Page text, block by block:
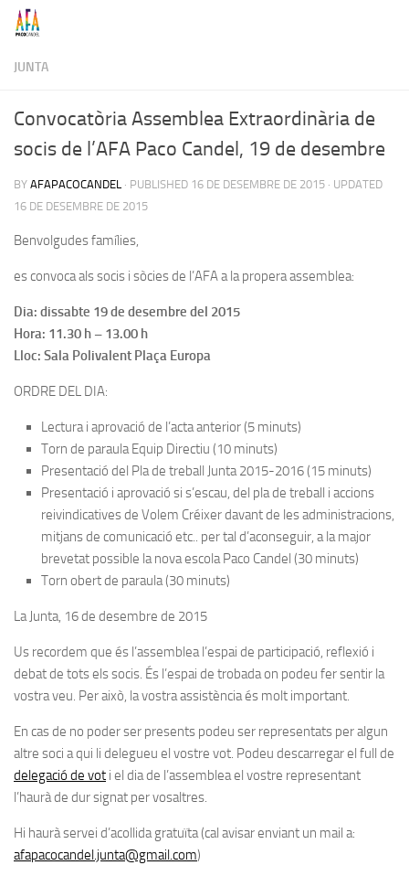
Skip to content
JUNTA
Convocatòria Assemblea Extraordinària de
socis de l’AFA Paco Candel, 19 de desembre
BY AFAPACOCANDEL · PUBLISHED 16 DE DESEMBRE DE 2015 · UPDATED
16 DE DESEMBRE DE 2015
Benvolgudes famílies,
es convoca als socis i sòcies de l’AFA a la propera assemblea:
Dia: dissabte 19 de desembre del 2015
Hora: 11.30 h – 13.00 h
Lloc: Sala Polivalent Plaça Europa
ORDRE DEL DIA:
Lectura i aprovació de l’acta anterior (5 minuts)
Torn de paraula Equip Directiu (10 minuts)
Presentació del Pla de treball Junta 2015-2016 (15 minuts)
Presentació i aprovació si s’escau, del pla de treball i accions
reivindicatives de Volem Créixer davant de les administracions,
mitjans de comunicació etc.. per tal d’aconseguir, a la major
brevetat possible la nova escola Paco Candel (30 minuts)
Torn obert de paraula (30 minuts)
La Junta, 16 de desembre de 2015
Us recordem que és l’assemblea l’espai de participació, reflexió i
debat de tots els socis. És l’espai de trobada on podeu fer sentir la
vostra veu. Per això, la vostra assistència és molt important.
En cas de no poder ser presents podeu ser representats per algun
altre soci a qui li delegueu el vostre vot. Podeu descarregar el full de
delegació de vot i el dia de l’assemblea el vostre representant
l’haurà de dur signat per vosaltres.
Hi hauràservei d’acollida gratuïta(cal avisarenviant un mail a:
afapacocandel.junta@gmail.com)